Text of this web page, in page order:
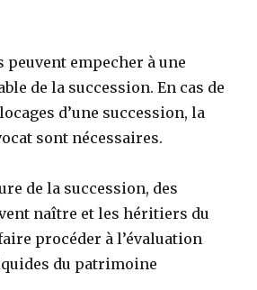
empecher à une
de la succession. En cas de
d’une succession, la
sont nécessaires.
de la succession, des
naître et les héritiers du
procéder à l’évaluation
du patrimoine